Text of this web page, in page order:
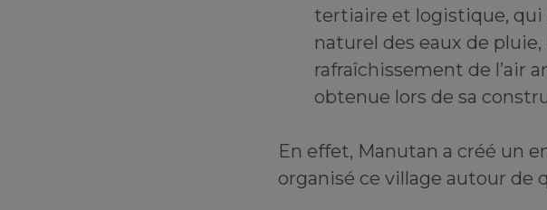
tertiaire et logistique,
naturel des eaux de
rafraîchissement de l’air
obtenue lors de sa
En effet, Manutan a créé un
organisé ce village autour de